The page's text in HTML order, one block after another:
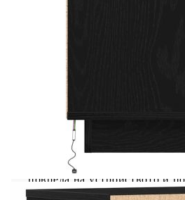
Необходим е монтаж
2 x Нощни шкафчета
Този продукт се захранва с
сертифицираният 5V USB
захранване не е включен в
високото напрежение може
прегряване на устройството
повреда на устройството и
прегряване и пожар.